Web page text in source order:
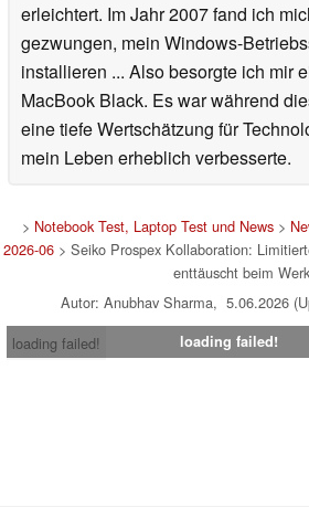
erleichtert. Im Jahr 2007 fand ich
gezwungen, mein Windows-
installieren ... Also besorgte ich mir
MacBook Black. Es war während
eine tiefe Wertschätzung für
mein Leben erheblich verbesserte.
> Notebook Test, Laptop Test und News>
2026-06 > Seiko Prospex Kollaboration:
enttäuscht beim Werk
Autor: Anubhav Sharma, 5.06.2026
loading failed!
loading failed!